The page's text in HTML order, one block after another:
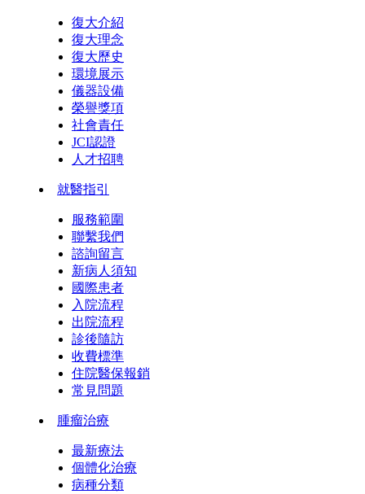
復大介紹
復大理念
復大歷史
環境展示
儀器設備
榮譽獎項
社會責任
JCI認證
人才招聘
就醫指引
服務範圍
聯繫我們
諮詢留言
新病人須知
國際患者
入院流程
出院流程
診後隨訪
收費標準
住院醫保報銷
常見問題
腫瘤治療
最新療法
個體化治療
病種分類